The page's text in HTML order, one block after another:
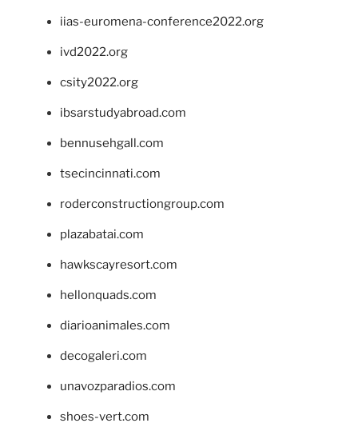
iias-euromena-conference2022.org
ivd2022.org
csity2022.org
ibsarstudyabroad.com
bennusehgall.com
tsecincinnati.com
roderconstructiongroup.com
plazabatai.com
hawkscayresort.com
hellonquads.com
diarioanimales.com
decogaleri.com
unavozparadios.com
shoes-vert.com